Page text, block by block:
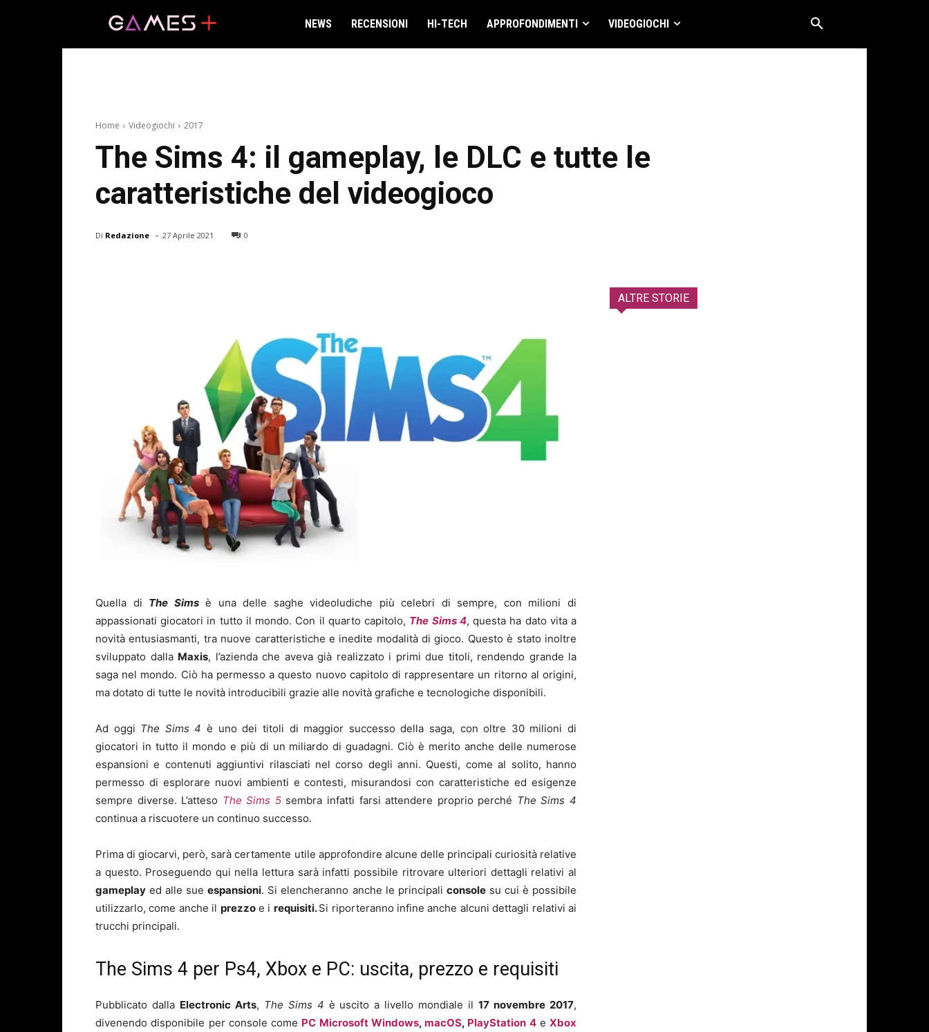
NEWS RECENSIONI HI-TECH APPROFONDIMENTI VIDEOGIOCHI
Home Videogiochi 2017
The Sims 4: il gameplay, le DLC e tutte le
caratteristiche del videogioco
Di Redazione - 27 Aprile 2021 0
Quella di The Simsè una delle saghe videoludiche più celebri di sempre, con milioni di
appassionati giocatori in tutto il mondo. Con il quarto capitolo, The Sims 4, questa ha dato vita a
novità entusiasmanti, tra nuove caratteristiche e inedite modalità di gioco. Questo è stato inoltre
sviluppato dalla Maxis, l’azienda che aveva già realizzato i primi due titoli, rendendo grande la
saga nel mondo. Ciò ha permesso a questo nuovo capitolo di rappresentare un ritorno al origini,
ma dotato di tutte le novità introducibili grazie alle novità grafiche e tecnologiche disponibili.
Ad oggi The Sims 4è uno dei titoli di maggior successo della saga, con oltre 30 milioni di
giocatori in tutto il mondo e più di un miliardo di guadagni. Ciò è merito anche delle numerose
espansioni e contenuti aggiuntivi rilasciati nel corso degli anni. Questi, come al solito, hanno
permesso di esplorare nuovi ambienti e contesti, misurandosi con caratteristiche ed esigenze
sempre diverse. L’atteso The Sims 5 sembra infatti farsi attendere proprio perché The Sims 4
continua a riscuotere un continuo successo.
Prima di giocarvi, però, sarà certamente utile approfondire alcune delle principali curiosità relative
a questo. Proseguendo qui nella lettura sarà infatti possibile ritrovare ulteriori dettagli relativi al
gameplay ed alle sueespansioni. Si elencheranno anche le principali consolesu cui è possibile
utilizzarlo, come anche il prezzoe i requisiti.Si riporteranno infine anche alcuni dettagli relativi ai
trucchi principali.
The Sims 4 per Ps4, Xbox e PC: uscita, prezzo e requisiti
Pubblicato dalla Electronic Arts, The Sims 4 è uscito a livello mondiale il17 novembre 2017,
divenendo disponibile per console come PC Microsoft Windows, macOS, PlayStation 4e Xbox
ALTRE STORIE